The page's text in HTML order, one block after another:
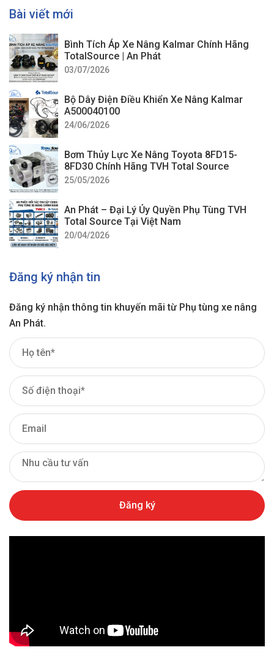
Bài viết mới
Bình Tích Áp Xe Nâng Kalmar Chính Hãng
TotalSource | An Phát
03/07/2026
Bộ Dây Điện Điều Khiển Xe Nâng Kalmar
A500040100
24/06/2026
Bơm Thủy Lực Xe Nâng Toyota 8FD15-
8FD30 Chính Hãng TVH Total Source
25/05/2026
An Phát – Đại Lý Ủy Quyền Phụ Tùng TVH
Total Source Tại Việt Nam
20/04/2026
Đăng ký nhận tin
Đăng ký nhận thông tin khuyến mãi từ Phụ tùng xe nâng
An Phát.